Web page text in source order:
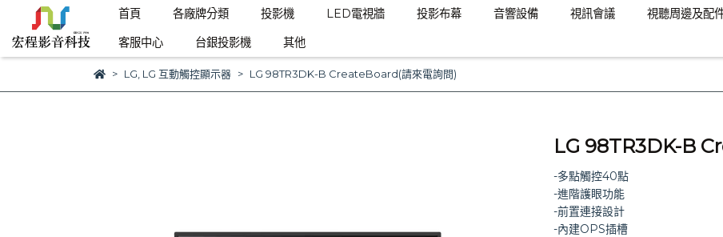
首頁 各廠牌分類 投影機 LED電視牆 投影布幕 音響設備 視訊會議 視聽周邊及配
客服中心
台銀投影機 其他
LG LG 互動觸控顯示器 LG 98TR3DK-B CreateBoard(請來電詢問)
LG 98TR3DK-B
-多點觸控40點
-進階護眼功能
-前置連接設計
-內建OPS插槽